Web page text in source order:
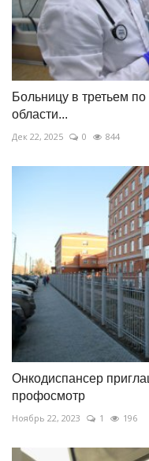
Больницу в третьем
области...
Дек 22, 2025 0 844
Онкодиспансер
профосмотр
Ноябрь 22, 2023 1 196